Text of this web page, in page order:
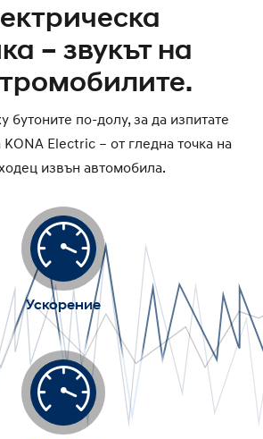
– звукът на
бутоните по-долу, за да изпитате
Electric – от гледна точка на
извън автомобила.
Ускорение